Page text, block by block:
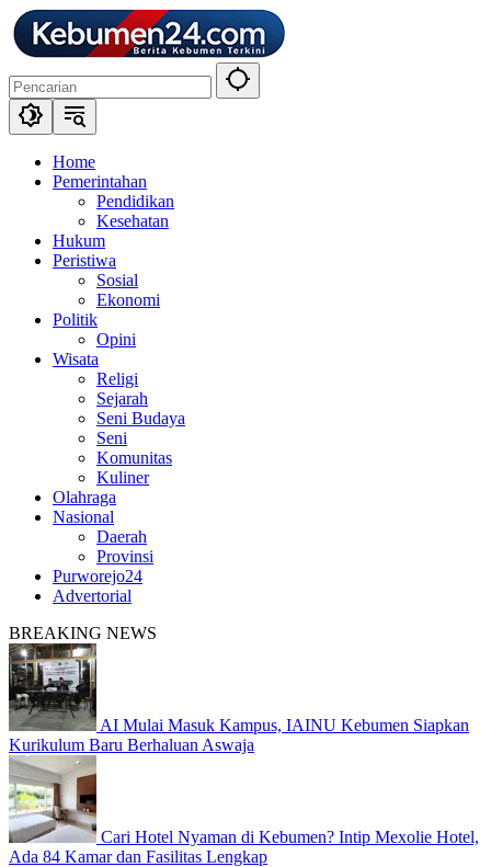
Langsung
ke
konten
Home
Pemerintahan
Pendidikan
Kesehatan
Hukum
Peristiwa
Sosial
Ekonomi
Politik
Opini
Wisata
Religi
Sejarah
Seni Budaya
Seni
Komunitas
Kuliner
Olahraga
Nasional
Daerah
Provinsi
Purworejo24
Advertorial
BREAKING NEWS
AI Mulai Masuk Kampus, IAINU Kebumen Siapkan
Kurikulum Baru Berhaluan Aswaja
Cari Hotel Nyaman di Kebumen? Intip Mexolie Hotel,
Ada 84 Kamar dan Fasilitas Lengkap